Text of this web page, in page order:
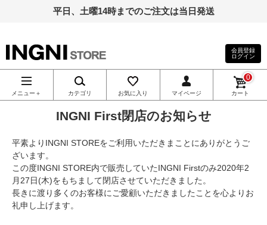
平日、土曜14時までのご注文は当日発送
INGNI（イン
グ）公式通
販｜INGNI
STORE
会員登録
ログイン
メニュー＋ カテゴリ お気に入り マイページ カート
0
INGNI First閉店のお知らせ
平素よりINGNI STOREをご利用いただきまことにありがとうご
ざいます。
この度INGNI STORE内で販売していたINGNI Firstのみ2020年2
月27日(木)をもちまして閉店させていただきました。
長きに渡り多くのお客様にご愛顧いただきましたことを心よりお
礼申し上げます。